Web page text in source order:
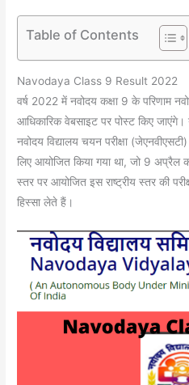
Table of Contents
Navodaya Class 9 Result 2022
वर्ष 2022 में नवोदय कक्षा 9 के परिणाम
आधिकारिक वेबसाइट पर पोस्ट किए
नवोदय विद्यालय चयन परीक्षा
लिए आयोजित किया गया था, जो 9 अप्रैल
स्तर पर आयोजित इस राष्ट्रीय स्तर की
हिस्सा लेते हैं।